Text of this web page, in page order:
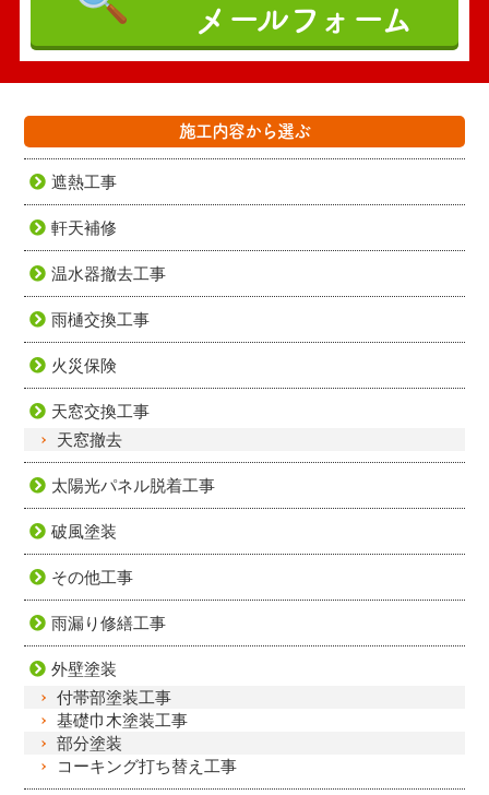
メールフォーム
施工内容から選ぶ
遮熱工事
軒天補修
温水器撤去工事
雨樋交換工事
火災保険
天窓交換工事
天窓撤去
太陽光パネル脱着工事
破風塗装
その他工事
雨漏り修繕工事
外壁塗装
付帯部塗装工事
基礎巾木塗装工事
部分塗装
コーキング打ち替え工事